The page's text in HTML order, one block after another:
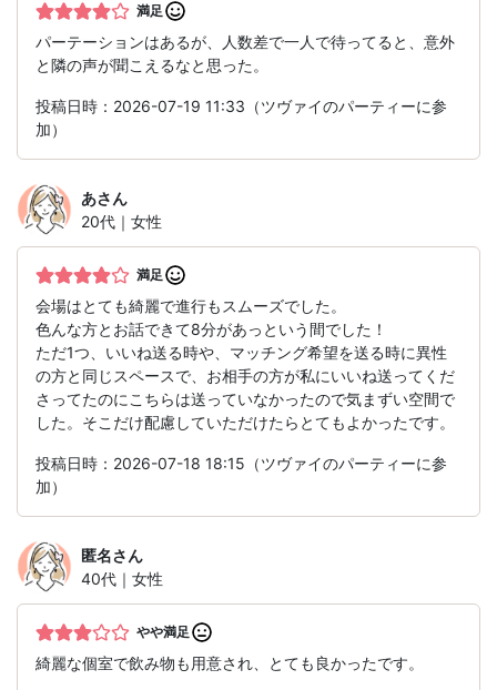
満足
パーテーションはあるが、人数差で一人で待ってると、意外
と隣の声が聞こえるなと思った。
投稿日時：2026-07-19 11:33（ツヴァイのパーティーに参
加）
あさん
20代｜女性
満足
会場はとても綺麗で進行もスムーズでした。
色んな方とお話できて8分があっという間でした！
ただ1つ、いいね送る時や、マッチング希望を送る時に異性
の方と同じスペースで、お相手の方が私にいいね送ってくだ
さってたのにこちらは送っていなかったので気まずい空間で
した。そこだけ配慮していただけたらとてもよかったです。
投稿日時：2026-07-18 18:15（ツヴァイのパーティーに参
加）
匿名さん
40代｜女性
やや満足
綺麗な個室で飲み物も用意され、とても良かったです。